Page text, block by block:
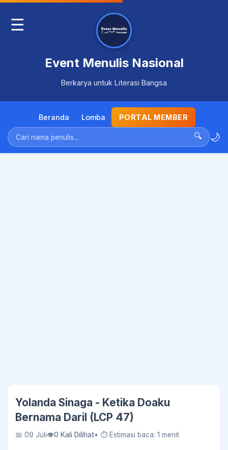
☰
Event Menulis Nasional
Berkarya untuk Literasi Bangsa
Beranda Lomba PORTAL MEMBER
🔍 🌙
Yolanda Sinaga - Ketika Doaku
Bernama Daril (LCP 47)
📅 09 Juli👁0 Kali Dilihat• ⏱ Estimasi baca: 1 menit